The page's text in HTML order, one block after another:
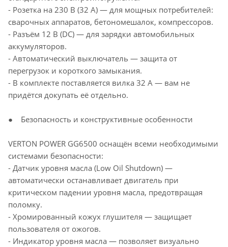
- Розетка на 230 В (32 А) — для мощных потребителей:
сварочных аппаратов, бетономешалок, компрессоров.
- Разъём 12 В (DC) — для зарядки автомобильных
аккумуляторов.
- Автоматический выключатель — защита от
перегрузок и короткого замыкания.
- В комплекте поставляется вилка 32 А — вам не
придётся докупать её отдельно.
● Безопасность и конструктивные особенности
VERTON POWER GG6500 оснащён всеми необходимыми
системами безопасности:
- Датчик уровня масла (Low Oil Shutdown) —
автоматически останавливает двигатель при
критическом падении уровня масла, предотвращая
поломку.
- Хромированный кожух глушителя — защищает
пользователя от ожогов.
- Индикатор уровня масла — позволяет визуально